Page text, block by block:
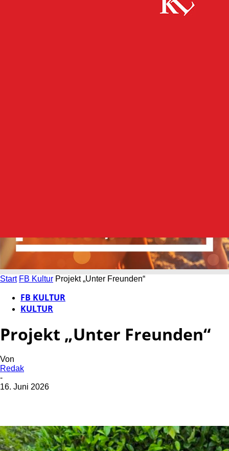
Start FB Kultur Projekt „Unter Freunden“
FB KULTUR
KULTUR
Projekt „Unter Freunden“
Von
Redak
-
16. Juni 2026